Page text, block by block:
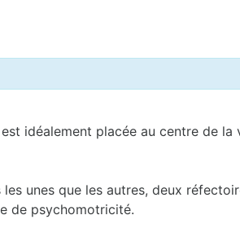
idéalement placée au centre de
unes que les autres, deux
de psychomotricité.